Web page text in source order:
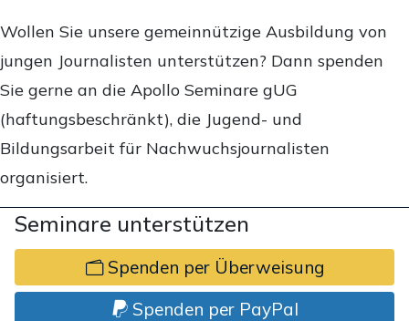
Wollen Sie unsere gemeinnützige Ausbildung von
jungen Journalisten unterstützen? Dann spenden
Sie gerne an die Apollo Seminare gUG
(haftungsbeschränkt), die Jugend- und
Bildungsarbeit für Nachwuchsjournalisten
organisiert.
Seminare unterstützen
Spenden per Überweisung
Spenden per PayPal